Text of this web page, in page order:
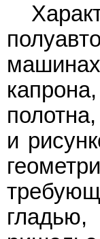
и